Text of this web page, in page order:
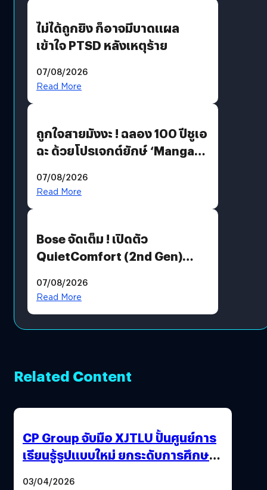
ไม่ได้ถูกยิง ก็อาจมีบาดแผล
เข้าใจ PTSD หลังเหตุร้าย
07/08/2026
Read More
ถูกใจสายมังงะ ! ฉลอง 100 ปีชูเอ
ฉะ ด้วยโปรเจกต์ยักษ์ ‘Manga
มีภาษาไทยด้วย
07/08/2026
Read More
Bose จัดเต็ม ! เปิดตัว
QuietComfort (2nd Gen)
07/08/2026
Read More
Related Content
CP Group จับมือ XJTLU ปั้นศูนย์การ
เรียนรู้รูปแบบใหม่ ยกระดับการศึกษา
03/04/2026